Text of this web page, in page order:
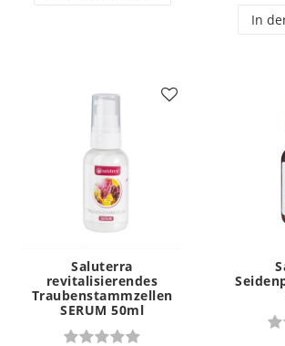
In
Saluterra
revitalisierendes
Traubenstammzellen
SERUM 50ml